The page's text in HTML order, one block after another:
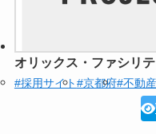
オリックス・ファシリ
#採用サイト#京都府#不動